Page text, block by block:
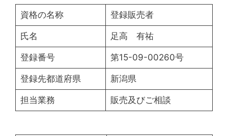
資格の名称 登録販売者
氏名 足高 有祐
登録番号 第15-09-00260号
登録先都道府県 新潟県
担当業務 販売及びご相談